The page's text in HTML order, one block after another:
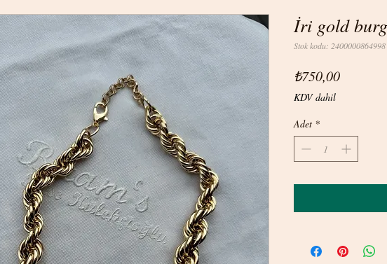
İri gold
Stok kodu: 2400000864998
₺750,00Fiyat
KDV dahil
Adet *